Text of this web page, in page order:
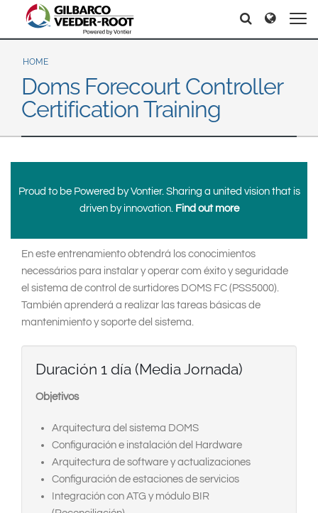
North America
United States
Canada
Latin America
Español English
Mexico
Español
Europe & CIS
English
Dansk
Français
Italiano
Magyar
Română
Middle East and Africa
India
Asia Pacific
Australia
South East Asia
Search
Search Search
HOME
Doms Forecourt Controller
Certification Training
Proud to be Powered by Vontier. Sharing a united vision that is
driven by innovation. Find out more
En este entrenamiento obtendrá los conocimientos
necessários para instalar y operar com éxito y seguridade
el sistema de control de surtidores DOMS FC (PSS5000).
También aprenderá a realizar las tareas básicas de
mantenimiento y soporte del sistema.
Duración 1 día (Media Jornada)
Objetivos
Arquitectura del sistema DOMS
Configuración e instalación del Hardware
Arquitectura de software y actualizaciones
Configuración de estaciones de servicios
Integración con ATG y módulo BIR